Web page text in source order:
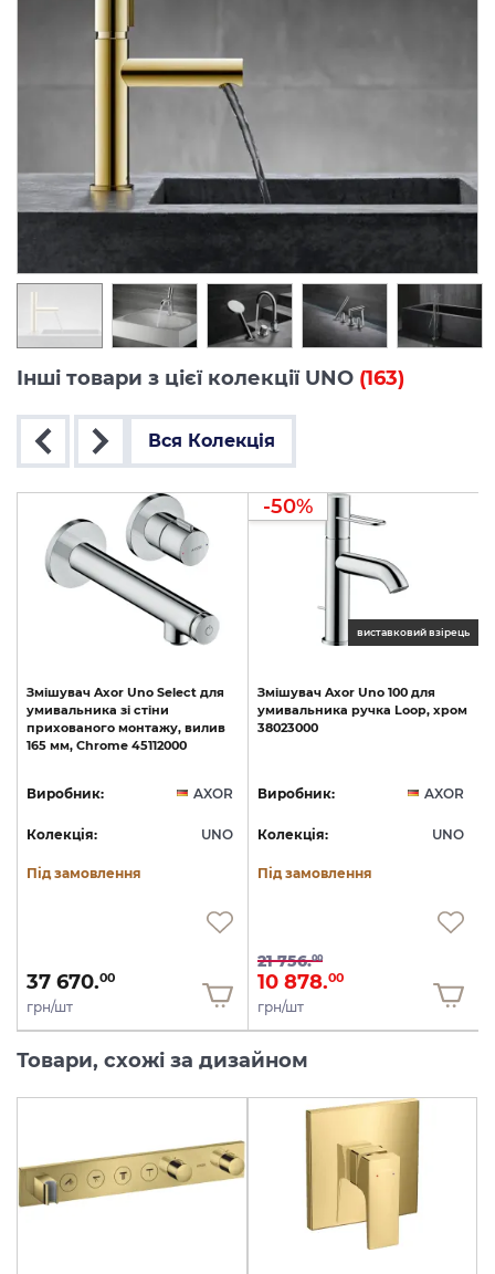
Інші товари з цієї колекції UNO (163)
Вся Колекція
Змішувач Axor Uno Select для
умивальника зі стіни
прихованого монтажу, вилив
165 мм, Chrome 45112000
Виробник: AXOR
Колекція: UNO
Під замовлення
37 670.00
грн/шт
виставковий взірець
-50%
Змішувач Axor Uno 100 для
умивальника ручка Loop, хром
38023000
Виробник: AXOR
Колекція: UNO
Під замовлення
21 756.00
10 878.00
грн/шт
Товари, схожі за дизайном